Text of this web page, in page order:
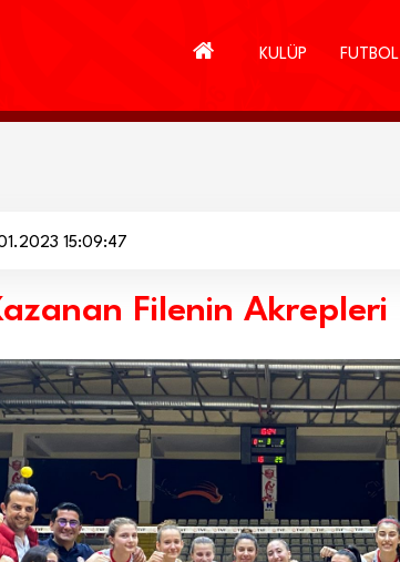
KULÜP FUTBOL
15:09:47
Filenin Akrepleri